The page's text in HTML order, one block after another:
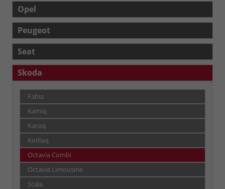
Opel
Peugeot
Seat
Skoda
Fabia
Kamiq
Karoq
Kodiaq
Octavia Combi
Octavia Limousine
Scala